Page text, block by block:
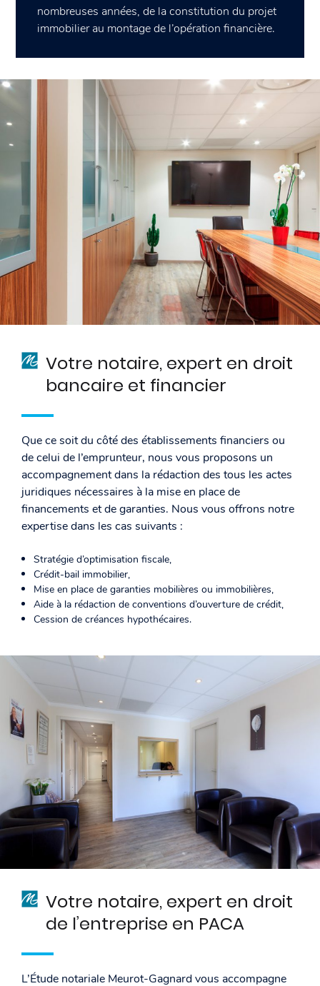
nombreuses années, de la constitution du projet
immobilier au montage de l’opération financière.
Votre notaire, expert en droit
bancaire et financier
Que ce soit du côté des établissements financiers ou
de celui de l’emprunteur, nous vous proposons un
accompagnement dans la rédaction des tous les actes
juridiques nécessaires à la mise en place de
financements et de garanties. Nous vous offrons notre
expertise dans les cas suivants :
Stratégie d’optimisation fiscale,
Crédit-bail immobilier,
Mise en place de garanties mobilières ou immobilières,
Aide à la rédaction de conventions d’ouverture de crédit,
Cession de créances hypothécaires.
Votre notaire, expert en droit
de l’entreprise en PACA
L’Étude notariale Meurot-Gagnard vous accompagne